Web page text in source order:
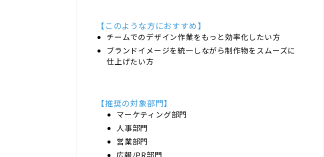
【このような方におすすめ】
チームでのデザイン作業をもっと効率化したい方
ブランドイメージを統一しながら制作物をスムーズに
仕上げたい方
【推奨の対象部門】
マーケティング部門
人事部門
営業部門
広報/PR部門